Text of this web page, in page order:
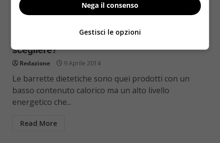
Snack spuntini e merende
Barrette dietetiche per perdere peso: quali
scegliere?
Redazione 9 Aprile 2014
Le barrette dietetiche sono quei prodotti con un
basso contenuto calorico ma un alto livello
energetico che...
Read More
Nega il consenso
Gestisci le opzioni